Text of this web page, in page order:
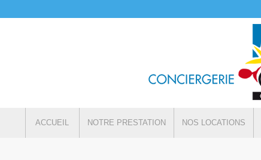
ACCUEIL NOTRE PRESTATION NOS LOCATIONS